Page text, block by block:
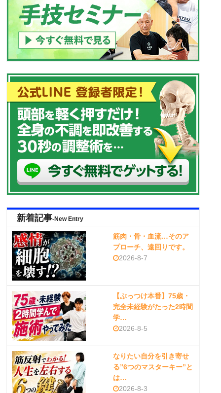
新着記事-New Entry
筋肉・骨・血流…そのア
プローチ、遠回りです。
2026-8-7
【ぶっつけ本番】75歳・
完全未経験がたった2時間
学…
2026-8-5
なりたい自分を引き寄せ
る”6つのマスターキー”と
は…
2026-8-3